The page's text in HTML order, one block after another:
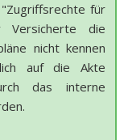
für
die
nicht kennen
auf die Akte
das interne